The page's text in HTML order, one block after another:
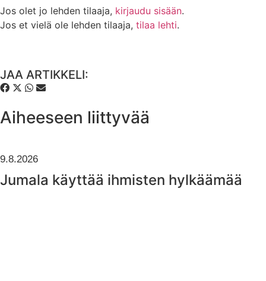
Jos olet jo lehden tilaaja, kirjaudu sisään.
Jos et vielä ole lehden tilaaja, tilaa lehti.
JAA ARTIKKELI:
Aiheeseen liittyvää
9.8.2026
Jumala käyttää ihmisten hylkäämää